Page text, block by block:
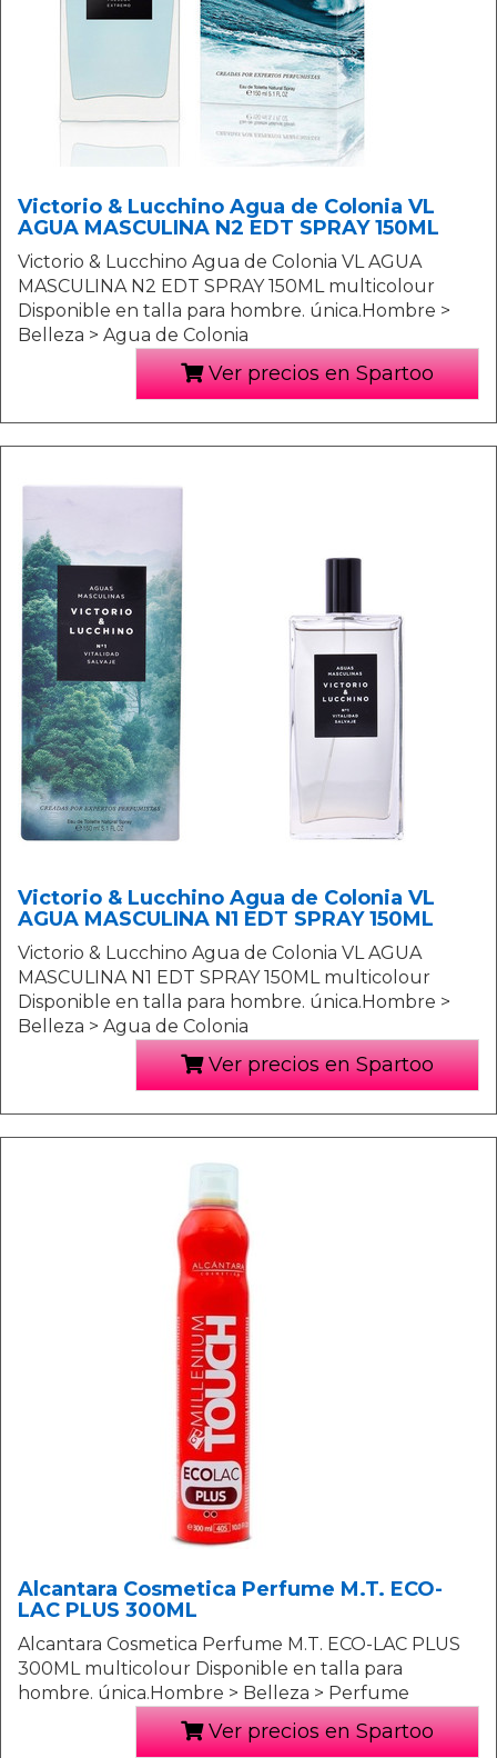
Victorio & Lucchino Agua de Colonia VL
AGUA MASCULINA N2 EDT SPRAY 150ML
Victorio & Lucchino Agua de Colonia VL AGUA
MASCULINA N2 EDT SPRAY 150ML multicolour
Disponible en talla para hombre. única.Hombre >
Belleza > Agua de Colonia
Ver precios en Spartoo
Victorio & Lucchino Agua de Colonia VL
AGUA MASCULINA N1 EDT SPRAY 150ML
Victorio & Lucchino Agua de Colonia VL AGUA
MASCULINA N1 EDT SPRAY 150ML multicolour
Disponible en talla para hombre. única.Hombre >
Belleza > Agua de Colonia
Ver precios en Spartoo
Alcantara Cosmetica Perfume M.T. ECO-
LAC PLUS 300ML
Alcantara Cosmetica Perfume M.T. ECO-LAC PLUS
300ML multicolour Disponible en talla para
hombre. única.Hombre > Belleza > Perfume
Ver precios en Spartoo